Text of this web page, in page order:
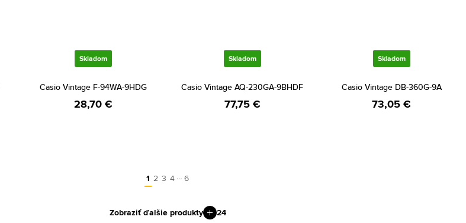
Skladom
Casio Vintage F-94WA-9HDG
28,70 €
Skladom
Casio Vintage AQ-230GA-9BHDF
77,75 €
Skladom
Casio Vintage DB-360G-9A
73,05 €
1 2 3 4 … 6
Zobraziť ďalšie produkty 24